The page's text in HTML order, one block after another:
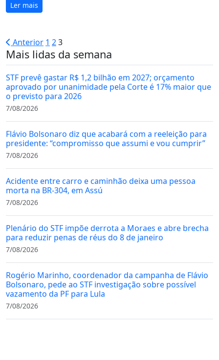
Ler mais
Paginação
de
posts
Anterior 1 23
Mais lidas da semana
STF prevê gastar R$ 1,2 bilhão em 2027; orçamento
aprovado por unanimidade pela Corte é 17% maior que
o previsto para 2026
7/08/2026
Flávio Bolsonaro diz que acabará com a reeleição para
presidente: “compromisso que assumi e vou cumprir”
7/08/2026
Acidente entre carro e caminhão deixa uma pessoa
morta na BR-304, em Assú
7/08/2026
Plenário do STF impõe derrota a Moraes e abre brecha
para reduzir penas de réus do 8 de janeiro
7/08/2026
Rogério Marinho, coordenador da campanha de Flávio
Bolsonaro, pede ao STF investigação sobre possível
vazamento da PF para Lula
7/08/2026